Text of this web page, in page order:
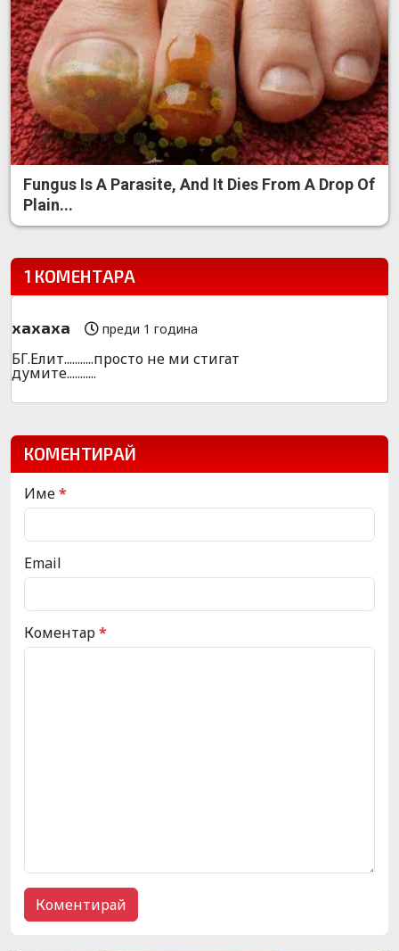
Fungus Is A Parasite, And It Dies From A Drop Of
Plain...
1 КОМЕНТАРА
хахаха преди 1 година
БГ.Елит...........просто не ми стигат
думите...........
КОМЕНТИРАЙ
Име*
Email
Коментар*